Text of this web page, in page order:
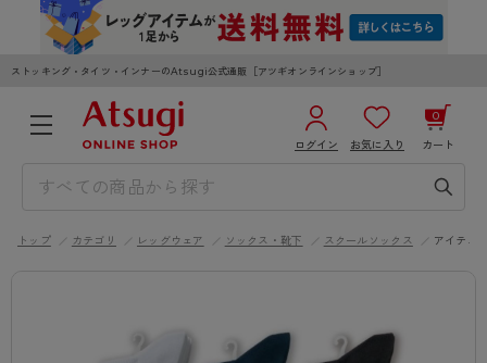
ストッキング・タイツ・インナーのAtsugi公式通販［アツギオンラインショップ］
ログイン お気に入り カート
0
3,980円以上のご購入で送料無料
トップ カテゴリ レッグウェア ソックス・靴下 スクールソックス アイテム